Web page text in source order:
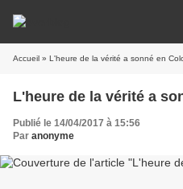
Accueil » L'heure de la vérité a sonné en
L'heure de la vérité a
Publié le 14/04/2017 à 15:56
Par anonyme